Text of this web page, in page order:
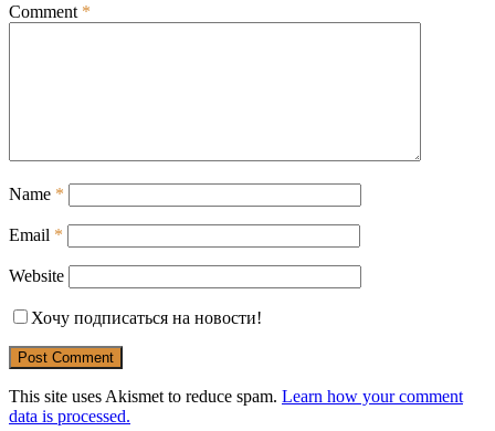
Comment *
Name *
Email *
Website
Хочу подписаться на новости!
This site uses Akismet to reduce spam. Learn how your comment
data is processed.